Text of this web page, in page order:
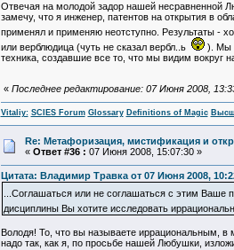
Отвечая на молодой задор нашей несравненной
замечу, что я инженер, патентов на открытия в
применял и применяю неотступно. Результаты -
или верблюдица (чуть не сказал вербл..ь
). Мы
техника, создавшие все то, что мы видим вокруг
« Последнее редактирование: 07 Июня 2008,
Vitaliy: SCIES Forum Glossary Definitions of Magic
Re: Метафоризация, мистификация и
« Ответ #36 : 07 Июня 2008, 15:07:30 »
Цитата: Владимир Травка от 07 Июня 2008,
...Соглашаться или не соглашаться с этим Ваше
дисциплины Вы хотите исследовать
Володя! То, что вы называете иррациональным,
надо так, как я, по просьбе нашей Любушки,